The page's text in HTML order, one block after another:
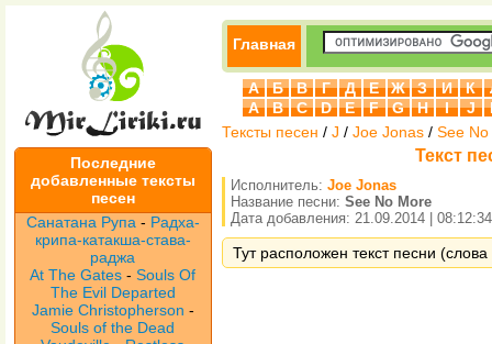
Последние
добавленные тексты
песен
Санатана Рупа - Радха-
крипа-катакша-става-
раджа
At The Gates -Souls Of
The Evil Departed
Jamie Christopherson -
Souls of the Dead
Главная
А Б В Г Д Е Ж З И К
A
B C D E F G H I J
Тексты песен / J / Joe Jonas / See
Текст
Исполнитель: Joe Jonas
Название песни: See No More
Дата добавления: 21.09.2014 | 08:12:34
Тут расположен текст песни